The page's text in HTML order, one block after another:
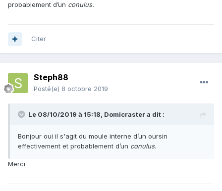
probablement d’un conulus.
Citer
Steph88
Posté(e) 8 octobre 2019
Le 08/10/2019 à 15:18, Domicrastera dit :
Bonjour oui il s'agit du moule interne d’un oursin
effectivement et probablement d’un conulus.
Merci